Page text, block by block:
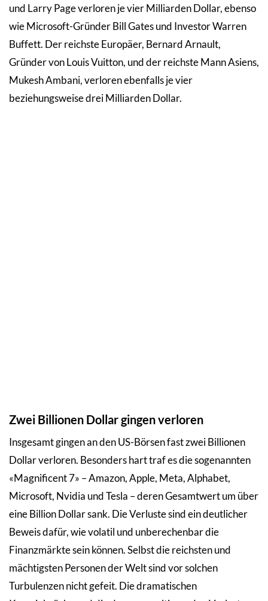
und Larry Page verloren je vier Milliarden Dollar, ebenso
wie Microsoft-Gründer Bill Gates und Investor Warren
Buffett. Der reichste Europäer, Bernard Arnault,
Gründer von Louis Vuitton, und der reichste Mann Asiens,
Mukesh Ambani, verloren ebenfalls je vier
beziehungsweise drei Milliarden Dollar.
Zwei Billionen Dollar gingen verloren
Insgesamt gingen an den US-Börsen fast zwei Billionen
Dollar verloren. Besonders hart traf es die sogenannten
«Magnificent 7» – Amazon, Apple, Meta, Alphabet,
Microsoft, Nvidia und Tesla – deren Gesamtwert um über
eine Billion Dollar sank. Die Verluste sind ein deutlicher
Beweis dafür, wie volatil und unberechenbar die
Finanzmärkte sein können. Selbst die reichsten und
mächtigsten Personen der Welt sind vor solchen
Turbulenzen nicht gefeit. Die dramatischen